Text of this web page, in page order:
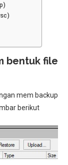
bentuk file
mem backup
berikut